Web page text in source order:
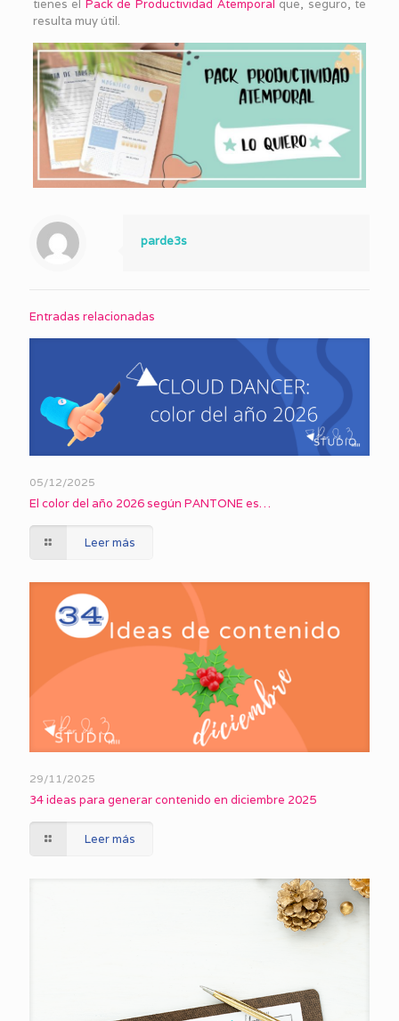
tienes el Pack de Productividad Atemporal que, seguro, te
resulta muy útil.
parde3s
Entradas relacionadas
05/12/2025
El color del año 2026 según PANTONE es…
Leer más
29/11/2025
34 ideas para generar contenido en diciembre 2025
Leer más